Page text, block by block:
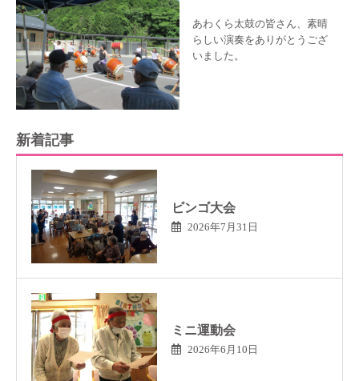
あわくら太鼓の皆さん、素晴
らしい演奏をありがとうござ
いました。
新着記事
ビンゴ大会
2026年7月31日
ミニ運動会
2026年6月10日